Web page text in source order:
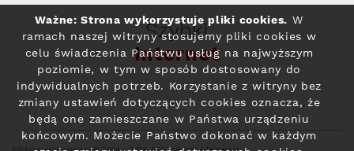
Szybki
Internet
Ważne: Strona wykorzystuje pliki cookies. W
ramach naszej witryny stosujemy pliki cookies w
celu świadczenia Państwu usług na najwyższym
poziomie, w tym w sposób dostosowany do
indywidualnych potrzeb. Korzystanie z witryny bez
zmiany ustawień dotyczących cookies oznacza, że
będą one zamieszczane w Państwa urządzeniu
końcowym. Możecie Państwo dokonać w każdym